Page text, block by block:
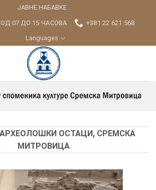
ЈАВНЕ НАБАВКЕ
ОД 07 ДО 15 ЧАСОВА +381 22 621 568
Languages
ОСТАЦИ, СРЕМСКА
МИТРОВИЦА